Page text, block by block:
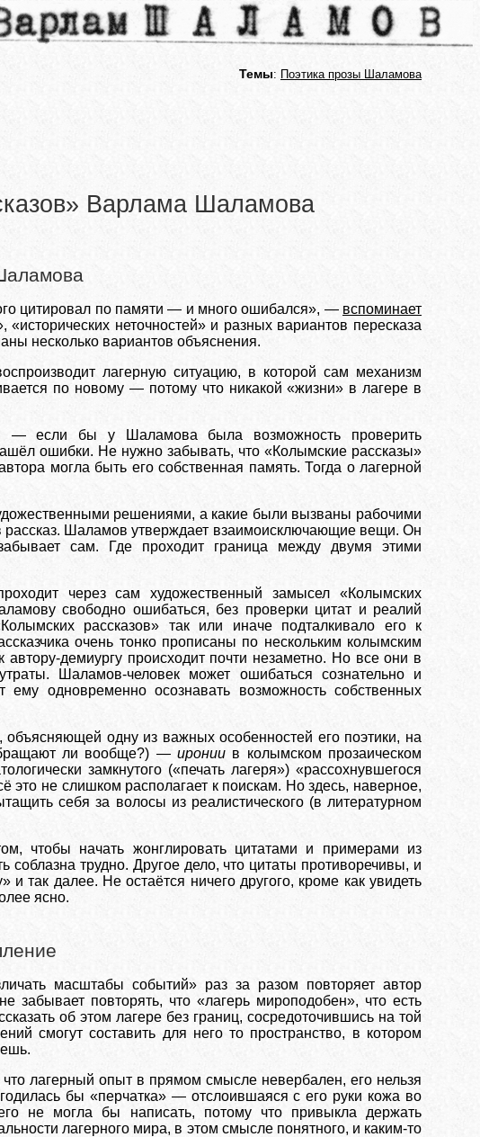
Темы: Поэтика прозы Шаламова
Варлама Шаламова
цитировал по памяти — и много ошибался», — вспоминает
неточностей» и разных вариантов пересказа
несколько вариантов объяснения.
лагерную ситуацию, в которой сам механизм
по новому — потому что никакой «жизни» в лагере в
— если бы у Шаламова была возможность проверить
ошибки. Не нужно забывать, что «Колымские рассказы»
могла быть его собственная память. Тогда о лагерной
решениями, а какие были вызваны рабочими
рассказ. Шаламов утверждает взаимоисключающие вещи. Он
сам. Где проходит граница между двумя этими
через сам художественный замысел «Колымских
свободно ошибаться, без проверки цитат и реалий
рассказов» так или иначе подталкивало его к
очень тонко прописаны по нескольким колымским
демиургу происходит почти незаметно. Но все они в
Шаламов-человек может ошибаться сознательно и
одновременно осознавать возможность собственных
одну из важных особенностей его поэтики, на
ли вообще?) — иронии в колымском прозаическом
замкнутого («печать лагеря») «рассохнувшегося
не слишком располагает к поискам. Но здесь, наверное,
себя за волосы из реалистического (в литературном
чтобы начать жонглировать цитатами и примерами из
трудно. Другое дело, что цитаты противоречивы, и
так далее. Не остаётся ничего другого, кроме как увидеть
ясно.
масштабы событий» раз за разом повторяет автор
забывает повторять, что «лагерь мироподобен», что есть
об этом лагере без границ, сосредоточившись на той
смогут составить для него то пространство, в котором
лагерный опыт в прямом смысле невербален, его нельзя
бы «перчатка» — отслоившаяся с его руки кожа во
не могла бы написать, потому что привыкла держать
лагерного мира, в этом смысле понятного, и каким-то